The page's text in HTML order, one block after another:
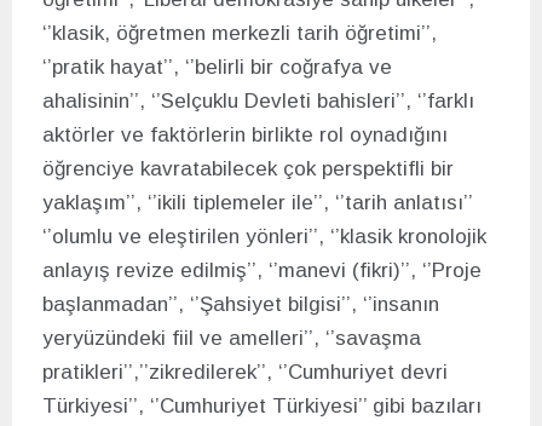
‘’klasik, öğretmen merkezli tarih öğretimi’’,
‘’pratik hayat’’, ‘’belirli bir coğrafya ve
ahalisinin’’, ‘’Selçuklu Devleti bahisleri’’, ‘’farklı
aktörler ve faktörlerin birlikte rol oynadığını
öğrenciye kavratabilecek çok perspektifli bir
yaklaşım’’, ‘’ikili tiplemeler ile’’, ‘’tarih anlatısı’’
‘’olumlu ve eleştirilen yönleri’’, ‘’klasik kronolojik
anlayış revize edilmiş’’, ‘’manevi (fikri)’’, ‘’Proje
başlanmadan’’, ‘’Şahsiyet bilgisi’’, ‘’insanın
yeryüzündeki fiil ve amelleri’’, ‘’savaşma
pratikleri’’,’’zikredilerek’’, ‘’Cumhuriyet devri
Türkiyesi’’, ‘’Cumhuriyet Türkiyesi’’ gibi bazıları